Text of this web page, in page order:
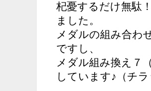
杞憂するだけ無駄
ました。
メダルの組み合わ
ですし、
メダル組み換え７
しています♪（チ